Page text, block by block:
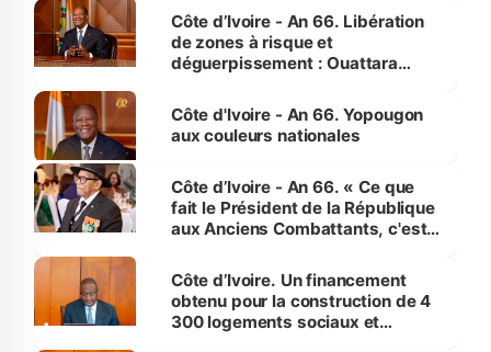
milieu des sinistrés
Côte d’Ivoire - An 66. Libération
de zones à risque et
déguerpissement : Ouattara
l'Etat de droit pour préserver les
vies humaines »
Côte d'Ivoire - An 66. Yopougon
aux couleurs nationales
Côte d’Ivoire - An 66. « Ce que
fait le Président de la République
aux Anciens Combattants, c'est
Côte d’Ivoire. Un financement
obtenu pour la construction de 4
300 logements sociaux et